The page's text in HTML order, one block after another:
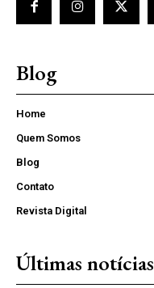
Blog
Home
Quem Somos
Blog
Contato
Revista Digital
Últimas notícias